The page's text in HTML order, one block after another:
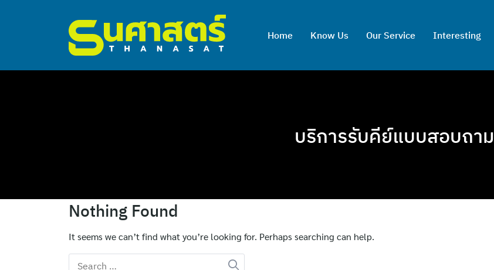
Home Know Us Our Service Interesting
English
บริการรับคีย์แบบสอบถาม
Nothing Found
It seems we can’t find what you’re looking for. Perhaps searching can help.
Search